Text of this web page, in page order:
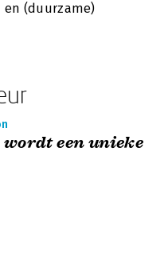
en (duurzame)
wordt een unieke